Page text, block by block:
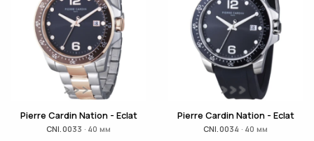
Pierre Cardin Nation - Eclat
CNI.0033 · 40 мм
Pierre Cardin Nation - Eclat
CNI.0034 · 40 мм